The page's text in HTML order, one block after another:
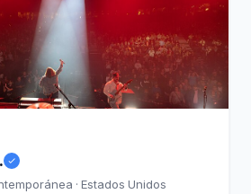
· Estados Unidos